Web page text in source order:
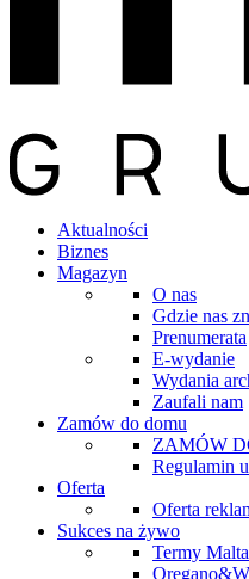
Aktualności
Biznes
Magazyn
O nas
Gdzie nas
Prenumerata
E-wydanie
Wydania
Zaufali nam
Zamów do domu
ZAMÓW
Regulamin
Oferta
Oferta
Sukces na żywo
Termy